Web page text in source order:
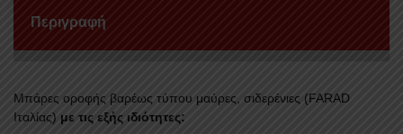
2016
ποσότητα
Περιγραφή
Mπάρες οροφής βαρέως τύπου μαύρες, σιδερένιες (FARAD
Ιταλίας) με τις εξής ιδιότητες: